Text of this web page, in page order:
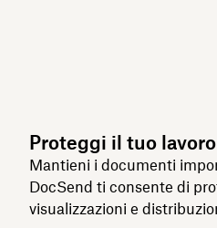
Proteggi il tuo lavoro
Mantieni i documenti
DocSend ti consente di
visualizzazioni e